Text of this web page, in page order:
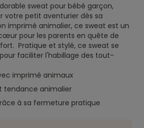
sweat pour bébé garçon,
votre petit aventurier dès sa
imprimé animalier, ce sweat est un
pour les parents en quête de
Pratique et stylé, ce sweat se
faciliter l'habillage des tout-
imprimé animaux
tendance animalier
à sa fermeture pratique